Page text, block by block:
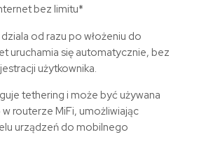
bez limitu*
dziala od razu po włożeniu do
uruchamia się automatycznie, bez
użytkownika.
tethering i może być używana
routerze MiFi, umożliwiając
urządzeń do mobilnego